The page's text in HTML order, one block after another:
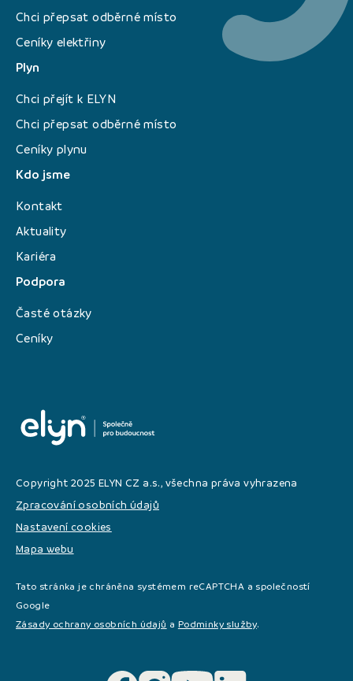
Chci přepsat odběrné místo
Ceníky elektřiny
Plyn
Chci přejít k ELYN
Chci přepsat odběrné místo
Ceníky plynu
Kdo jsme
Kontakt
Aktuality
Kariéra
Podpora
Časté otázky
Ceníky
Copyright 2025 ELYN CZ a.s., všechna práva vyhrazena
Zpracování osobních údajů
Nastavení cookies
Mapa webu
Tato stránka je chráněna systémem reCAPTCHA a společností
Google
Zásady ochrany osobních údajů a Podminky služby.